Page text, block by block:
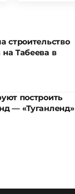
строительство
Табеева в
построить
— «Туганленд»